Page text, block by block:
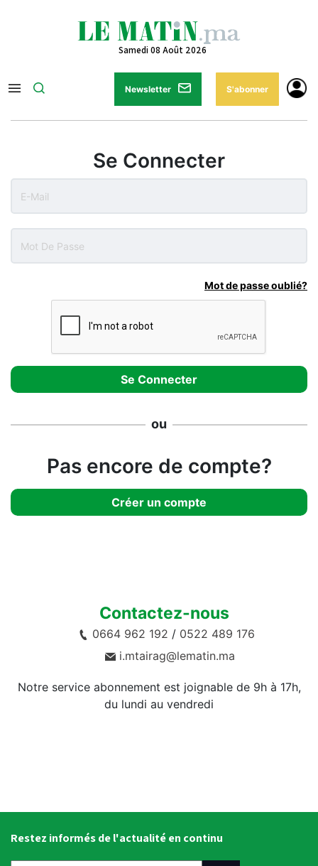
Samedi 08 Août 2026
Newsletter S'abonner
Se Connecter
Mot de passe oublié?
ou
Pas encore de compte?
Créer un compte
Contactez-nous
0664 962 192 / 0522 489 176
i.mtairag@lematin.ma
Notre service abonnement est joignable de 9h à 17h,
du lundi au vendredi
Restez informés de l'actualité en continu